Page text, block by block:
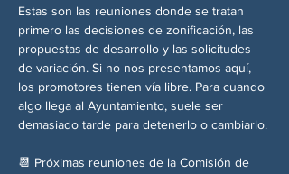
Estas son las reuniones donde se tratan
primero las decisiones de zonificación, las
propuestas de desarrollo y las solicitudes
de variación. Si no nos presentamos aquí,
los promotores tienen vía libre. Para cuando
algo llega al Ayuntamiento, suele ser
demasiado tarde para detenerlo o cambiarlo.
📆 Próximas reuniones de la Comisión de